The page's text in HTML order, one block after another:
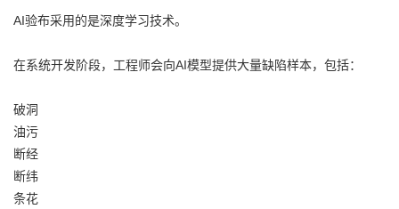
AI验布采用的是深度学习技术。
在系统开发阶段，工程师会向AI模型提供大量缺陷样本，包括：
破洞
油污
断经
断纬
条花